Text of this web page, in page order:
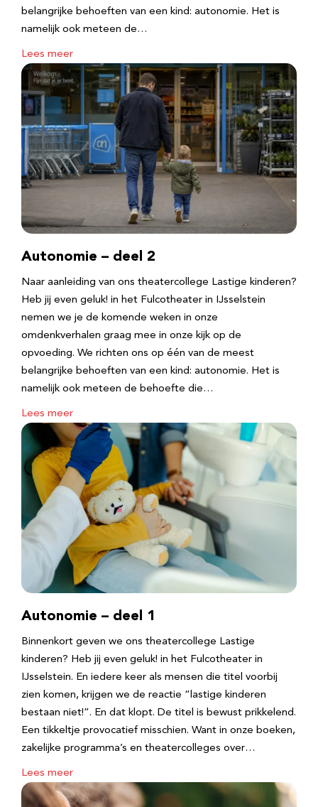
belangrijke behoeften van een kind: autonomie. Het is
namelijk ook meteen de…
Lees meer
Autonomie – deel 2
Naar aanleiding van ons theatercollege Lastige kinderen?
Heb jij even geluk! in het Fulcotheater in IJsselstein
nemen we je de komende weken in onze
omdenkverhalen graag mee in onze kijk op de
opvoeding. We richten ons op één van de meest
belangrijke behoeften van een kind: autonomie. Het is
namelijk ook meteen de behoefte die…
Lees meer
Autonomie – deel 1
Binnenkort geven we ons theatercollege Lastige
kinderen? Heb jij even geluk! in het Fulcotheater in
IJsselstein. En iedere keer als mensen die titel voorbij
zien komen, krijgen we de reactie “lastige kinderen
bestaan niet!”. En dat klopt. De titel is bewust prikkelend.
Een tikkeltje provocatief misschien. Want in onze boeken,
zakelijke programma’s en theatercolleges over…
Lees meer